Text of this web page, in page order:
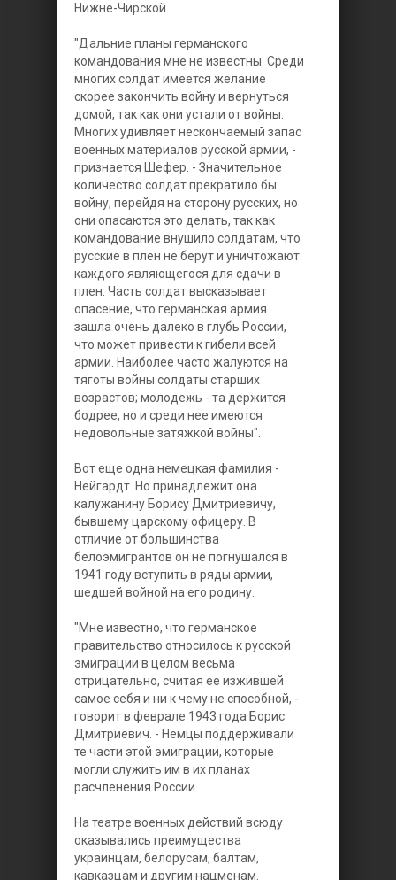
Нижне-Чирской.
"Дальние планы германского
командования мне не известны. Среди
многих солдат имеется желание
скорее закончить войну и вернуться
домой, так как они устали от войны.
Многих удивляет нескончаемый запас
военных материалов русской армии, -
признается Шефер. - Значительное
количество солдат прекратило бы
войну, перейдя на сторону русских, но
они опасаются это делать, так как
командование внушило солдатам, что
русские в плен не берут и уничтожают
каждого являющегося для сдачи в
плен. Часть солдат высказывает
опасение, что германская армия
зашла очень далеко в глубь России,
что может привести к гибели всей
армии. Наиболее часто жалуются на
тяготы войны солдаты старших
возрастов; молодежь - та держится
бодрее, но и среди нее имеются
недовольные затяжкой войны".
Вот еще одна немецкая фамилия -
Нейгардт. Но принадлежит она
калужанину Борису Дмитриевичу,
бывшему царскому офицеру. В
отличие от большинства
белоэмигрантов он не погнушался в
1941 году вступить в ряды армии,
шедшей войной на его родину.
"Мне известно, что германское
правительство относилось к русской
эмиграции в целом весьма
отрицательно, считая ее изжившей
самое себя и ни к чему не способной, -
говорит в феврале 1943 года Борис
Дмитриевич. - Немцы поддерживали
те части этой эмиграции, которые
могли служить им в их планах
расчленения России.
На театре военных действий всюду
оказывались преимущества
украинцам, белорусам, балтам,
кавказцам и другим нацменам.